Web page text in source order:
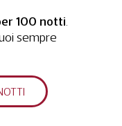
100 notti.
sempre